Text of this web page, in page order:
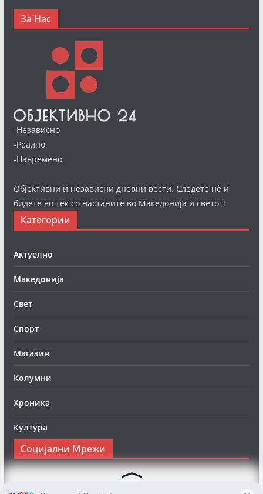
За Нас
-Независно
-Реално
-Навремено
Објективни и независни дневни вести. Следете нè и
бидете во тек со настаните во Македонија и светот!
Категории
Актуелно
Македонија
Свет
Спорт
Магазин
Колумни
Хроника
Култура
Социјални Мрежи